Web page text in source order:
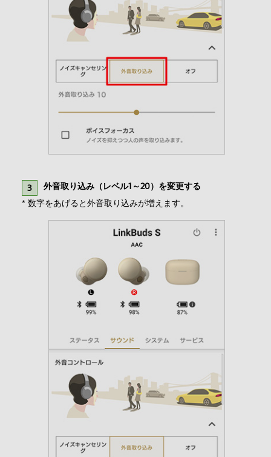
外音取り込み（レベル1～20）を変更する
* 数字をあげると外音取り込みが増えます。